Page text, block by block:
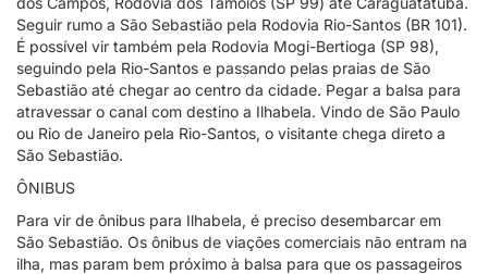
Seguir rumo a São Sebastião pela Rodovia Rio-Santos (BR 101).
É possível vir também pela Rodovia Mogi-Bertioga (SP 98),
seguindo pela Rio-Santos e passando pelas praias de São
Sebastião até chegar ao centro da cidade. Pegar a balsa para
atravessar o canal com destino a Ilhabela. Vindo de São Paulo
ou Rio de Janeiro pela Rio-Santos, o visitante chega direto a
São Sebastião.
ÔNIBUS
Para vir de ônibus para Ilhabela, é preciso desembarcar em
São Sebastião. Os ônibus de viações comerciais não entram na
ilha, mas param bem próximo à balsa para que os passageiros